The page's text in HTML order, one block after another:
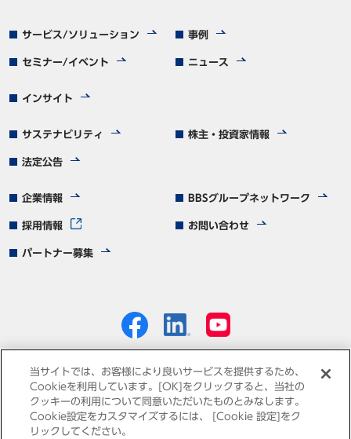
サービス/ソリューション 事例
セミナー/イベント ニュース
インサイト
サステナビリティ 株主・投資家情報
法定公告
企業情報 BBSグループネットワーク
採用情報 お問い合わせ
パートナー募集
個人情報保護方針 免責事項 サイトマップ
当サイトでは、お客様により良いサービスを提供するため、
Cookieを利用しています。[OK]をクリックすると、当社の
クッキーの利用について同意いただいたものとみなします。
Cookie設定をカスタマイズするには、 [Cookie 設定]をク
リックしてください。